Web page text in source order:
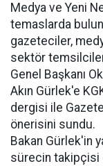
Medya ve Yeni
temaslarda
gazeteciler,
sektör
Genel Başkanı
Akın Gürlek'e
dergisi ile
önerisini sundu.
Bakan Gürlek'in
sürecin takipçisi